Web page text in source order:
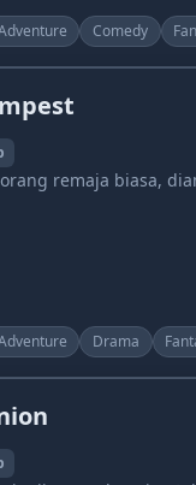
Comedy
remaja biasa,
Drama